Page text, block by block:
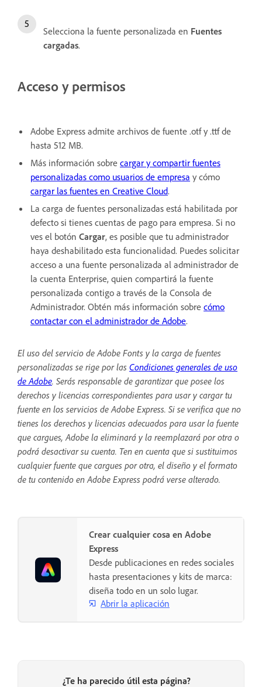
Selecciona la fuente personalizada en Fuentes
cargadas.
Acceso y permisos
Adobe Express admite archivos de fuente .otf y .ttf de
hasta 512 MB.
Más información sobre cargar y compartir fuentes
personalizadas como usuarios de empresa y cómo
cargar las fuentes en Creative Cloud.
La carga de fuentes personalizadas está habilitada por
defecto si tienes cuentas de pago para empresa. Si no
ves el botón Cargar, es posible que tu administrador
haya deshabilitado esta funcionalidad. Puedes solicitar
acceso a una fuente personalizada al administrador de
la cuenta Enterprise, quien compartirá la fuente
personalizada contigo a través de la Consola de
Administrador. Obtén más información sobre cómo
contactar con el administrador de Adobe.
El uso del servicio de Adobe Fonts y la carga de fuentes
personalizadas se rige por las Condiciones generales de uso
de Adobe. Serás responsable de garantizar que posee los
derechos y licencias correspondientes para usar y cargar tu
fuente en los servicios de Adobe Express. Si se verifica que no
tienes los derechos y licencias adecuados para usar la fuente
que cargues, Adobe la eliminará y la reemplazará por otra o
podrá desactivar su cuenta. Ten en cuenta que si sustituimos
cualquier fuente que cargues por otra, el diseño y el formato
de tu contenido en Adobe Express podrá verse alterado.
Crear cualquier cosa en Adobe
Express
Desde publicaciones en redes sociales
hasta presentaciones y kits de marca:
diseña todo en un solo lugar.
Abrir la aplicación
¿Te ha parecido útil esta página?